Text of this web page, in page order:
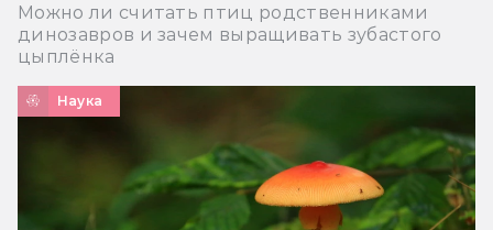
Можно ли считать птиц родственниками
динозавров и зачем выращивать зубастого
цыплёнка
Наука